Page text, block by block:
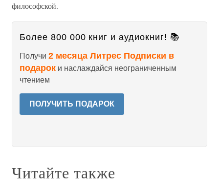
философской.
Более 800 000 книг и аудиокниг! 📚
Получи 2 месяца Литрес Подписки в
подарок и наслаждайся неограниченным
чтением
ПОЛУЧИТЬ ПОДАРОК
Читайте также